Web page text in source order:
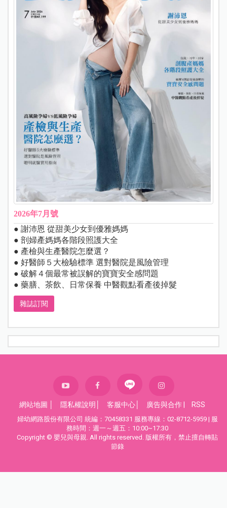
2026年7月號
● 謝沛恩 從甜美少女到優雅媽媽
● 剖婦產媽媽各階段照護大全
● 產檢與生產醫院怎麼選？
● 好醫師５大檢驗標準 選對醫院是風險管理
● 破解４個最常被誤解的寶寶安全感問題
● 藥膳、茶飲、日常保養 中醫觀點看產後掉髮
雜誌訂閱
網站地圖 隱私權說明 客服中心 廣告與合作 RSS
婦幼網路股份有限公司 統編：70458331 服務專線：02-8712-5959 | 服
務時間：週一～週五：10:00~17:30
Copyright © 嬰兒與母親. All rights reserved. 版權所有，禁止擅自轉貼
節錄